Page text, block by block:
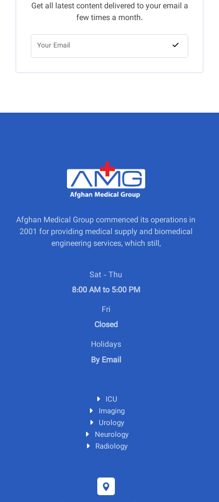
Get all latest content delivered to your email a
few times a month.
Afghan Medical Group commenced its operations in
2001 for providing medical supply and biomedical
engineering services, which still,
Sat - Thu
8:00 AM to 5:00 PM
Fri
Closed
Holidays
By Email
ICU
Imaging
Urology
Neurology
Radiology